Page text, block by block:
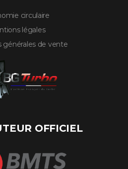
circulaire
légales
générales de vente
OFFICIEL